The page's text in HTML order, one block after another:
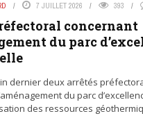
7 JUILLET 2026 393
concernant
du parc
dernier deux arrêtés
du parc
des ressources